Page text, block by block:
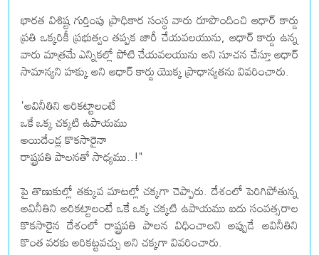
భారత విశిష్ట గుర్తింపు ప్రాధికార సంస్థ వారు రూపొందించి ఆధార్ కార్డు
ప్రతి ఒక్కరికీ ప్రభుత్వం తప్పక జారీ చేయవలయును, ఆధార్ కార్డు ఉన్న
వారు మాత్రమే ఎన్నికల్లో పోటి చేయవలయును అని సూచన చేస్తూ ఆధార్
సామాన్యని హక్కు ‌అని ఆధార్ కార్డు యొక్క ‌ప్రాధాన్యతను వివరించారు.
'అవినీతిని అరికట్టాలంటే
ఒకే ఒక్క చక్కటి ఉపాయము
అయిదేండ్ల కొకసారైనా
రాష్ట్రపతి పాలనతో సాధ్యము..!"
పై తొణుకుల్లో తక్కువ మాటల్లో చక్కగా చెప్పారు. దేశంలో పెరిగిపోతున్న
అవినీతిని అరికట్టాలంటే ఒకే ఒక్క చక్కటి ఉపాయము ఐదు సంవత్సరాల
కొక‌సారైన దేశంలో రాష్ట్రపతి పాలన విధించాలని అప్పుడే అవినీతిని
కొంత వరకు అరికట్టవచ్చు అని చక్కగా వివరించారు.